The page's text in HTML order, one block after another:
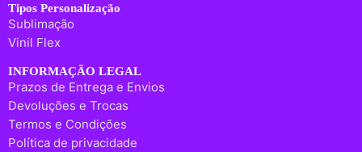
Tipos Personalização
Sublimação
Vinil Flex
INFORMAÇÃO LEGAL
Prazos de Entrega e Envios
Devoluções e Trocas
Termos e Condições
Política de privacidade